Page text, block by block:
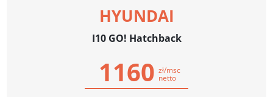
HYUNDAI
I10 GO! Hatchback
1160 zł/msc
netto